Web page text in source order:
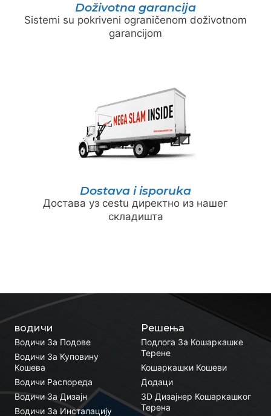
Doživotna garancija
Sistemi su pokriveni ograničenom doživotnom
garancijom
Dostava i isporuka
Достава уз cestu директно из нашег
складишта
Решења
Подлога За Кошаркашке
Терене
Кошаркашки Кошеви
Додаци
3D Дизајнер Кошаркашког
Терена
водичи
Водичи За Подове
Водичи За Куповину
Кошева
Водичи Распореда
Водичи За Дизајн
Водичи За Инсталацију